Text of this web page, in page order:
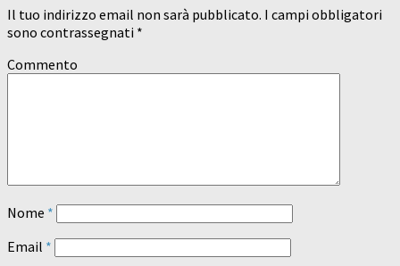
Il tuo indirizzo email non sarà pubblicato. I campi obbligatori
sono contrassegnati *
Commento
Nome *
Email *